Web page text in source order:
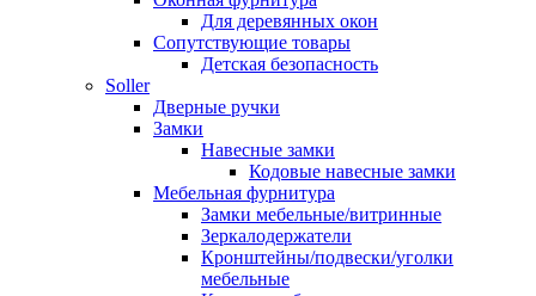
Для деревянных окон
Сопутствующие товары
Детская безопасность
Soller
Дверные ручки
Замки
Навесные замки
Кодовые навесные замки
Мебельная фурнитура
Замки мебельные/витринные
Зеркалодержатели
Кронштейны/подвески/уголки
мебельные